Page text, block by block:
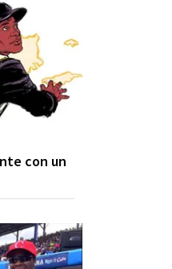
con un